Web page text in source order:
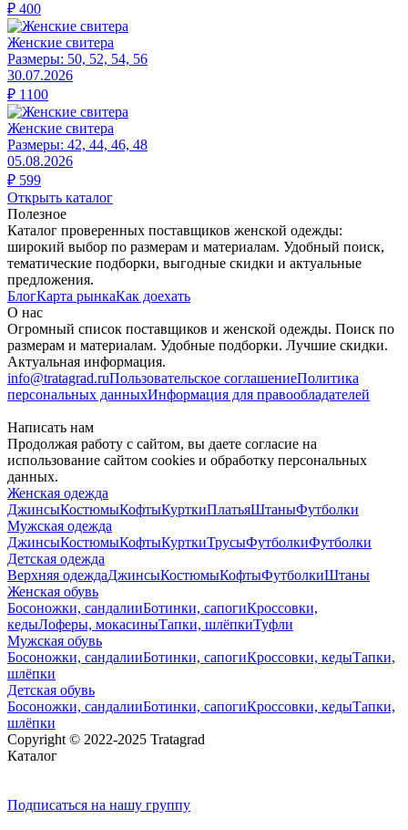
₽ 400
Женские свитера
Размеры: 50, 52, 54, 56
30.07.2026
₽ 1100
Женские свитера
Размеры: 42, 44, 46, 48
05.08.2026
₽ 599
Открыть каталог
Полезное
Каталог проверенных поставщиков женской одежды:
широкий выбор по размерам и материалам. Удобный поиск,
тематические подборки, выгодные скидки и актуальные
предложения.
БлогКарта рынкаКак доехать
О нас
Огромный список поставщиков и женской одежды. Поиск по
размерам и материалам. Удобные подборки. Лучшие скидки.
Актуальная информация.
info@tratagrad.ruПользовательское соглашениеПолитика
персональных данныхИнформация для правообладателей
Написать нам
Продолжая работу с сайтом, вы даете согласие на
использование сайтом cookies и обработку персональных
данных.
Женская одежда
ДжинсыКостюмыКофтыКурткиПлатьяШтаныФутболки
Мужская одежда
ДжинсыКостюмыКофтыКурткиТрусыФутболкиФутболки
Детская одежда
Верхняя одеждаДжинсыКостюмыКофтыФутболкиШтаны
Женская обувь
Босоножки, сандалииБотинки, сапогиКроссовки,
кедыЛоферы, мокасиныТапки, шлёпкиТуфли
Мужская обувь
Босоножки, сандалииБотинки, сапогиКроссовки, кедыТапки,
шлёпки
Детская обувь
Босоножки, сандалииБотинки, сапогиКроссовки, кедыТапки,
шлёпки
Copyright © 2022-2025 Tratagrad
Каталог
Подписаться на нашу группу